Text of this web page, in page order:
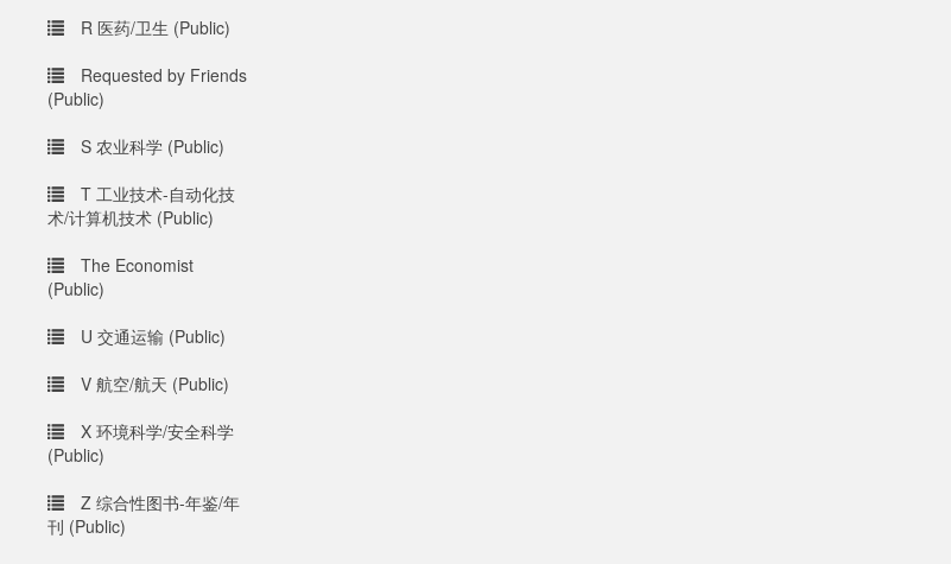
R 医药/卫生 (Public)
Requested by Friends
(Public)
S 农业科学 (Public)
T 工业技术-自动化技
术/计算机技术 (Public)
The Economist
(Public)
U 交通运输 (Public)
V 航空/航天 (Public)
X 环境科学/安全科学
(Public)
Z 综合性图书-年鉴/年
刊 (Public)